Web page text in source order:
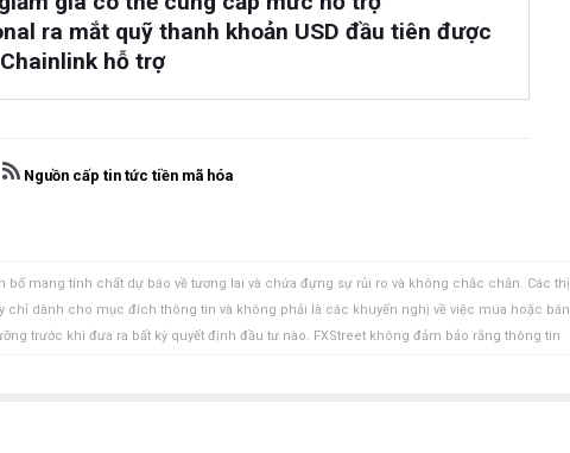
ra mắt quỹ thanh khoản USD đầu tiên được
hỗ trợ
Nguồn cấp tin tức tiền mã hóa
mang tính chất dự báo về tương lai và chứa đựng sự rủi ro và không chắc chắn. Các thị
chỉ dành cho mục đích thông tin và không phải là các khuyến nghị về việc mua hoặc bán
trước khi đưa ra bất kỳ quyết định đầu tư nào. FXStreet không đảm bảo rằng thông tin